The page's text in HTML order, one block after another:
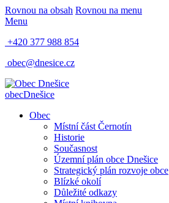
Rovnou na obsah Rovnou na menu
Menu
+420 377 988 854
obec@dnesice.cz
obecDnešice
Obec
Místní část Černotín
Historie
Současnost
Územní plán obce Dnešice
Strategický plán rozvoje obce
Blízké okolí
Důležité odkazy